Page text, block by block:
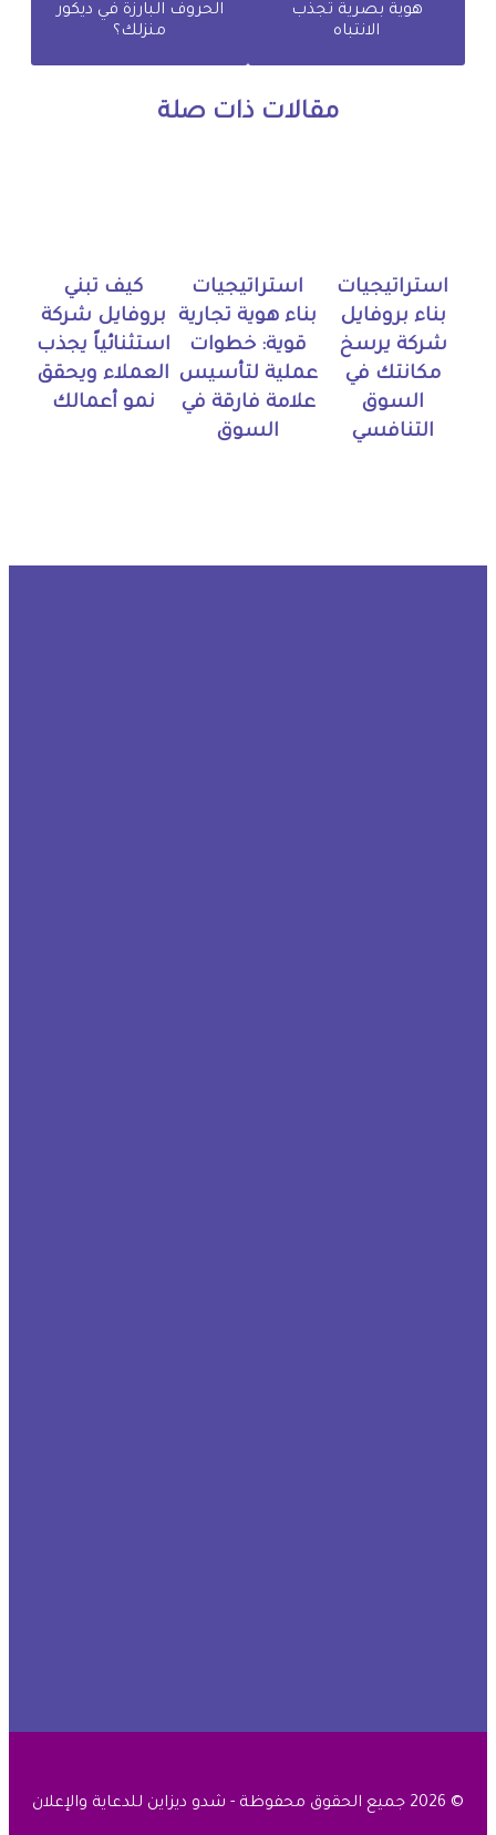
هوية بصرية تجذب
الانتباه
الحروف البارزة في ديكور
منزلك؟
مقالات ذات صلة
استراتيجيات
بناء بروفايل
شركة يرسخ
مكانتك في
السوق
التنافسي
استراتيجيات
بناء هوية تجارية
قوية: خطوات
عملية لتأسيس
علامة فارقة في
السوق
كيف تبني
بروفايل شركة
استثنائياً يجذب
العملاء ويحقق
نمو أعمالك
© 2026 جميع الحقوق محفوظة - شدو ديزاين للدعاية والإعلان